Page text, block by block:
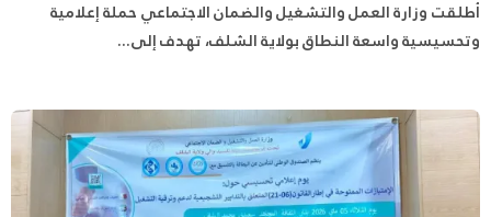
وتحسيسية واسعة النطاق بولاية الشلف، تهدف إلى...